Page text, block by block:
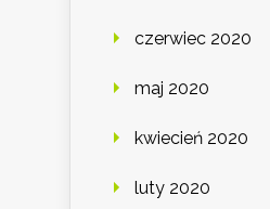
czerwiec 2020
maj 2020
kwiecień 2020
luty 2020